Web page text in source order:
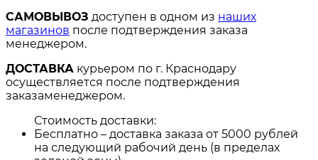
САМОВЫВОЗ доступен в одном из наших
магазинов после подтверждения заказа
менеджером.
ДОСТАВКА курьером по г. Краснодару
осуществляется после подтверждения
заказаменеджером.
Стоимость доставки:
Бесплатно – доставка заказа от 5000 рублей
на следующий рабочий день (в пределах